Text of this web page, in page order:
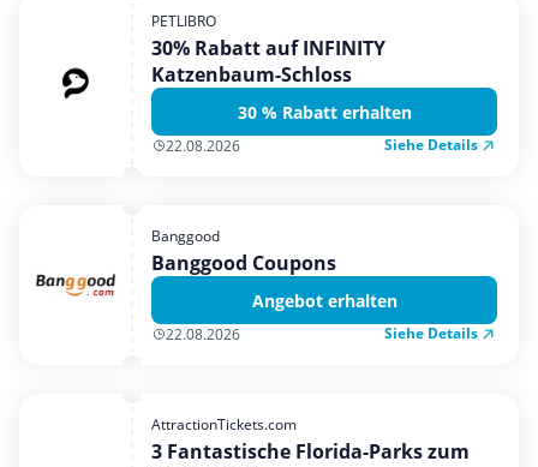
PETLIBRO
30% Rabatt auf INFINITY
Katzenbaum-Schloss
30 % Rabatt erhalten
22.08.2026 Siehe Details
Banggood
Banggood Coupons
Angebot erhalten
22.08.2026 Siehe Details
AttractionTickets.com
3 Fantastische Florida-Parks zum